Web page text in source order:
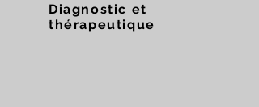
Diagnostic et
thérapeutique